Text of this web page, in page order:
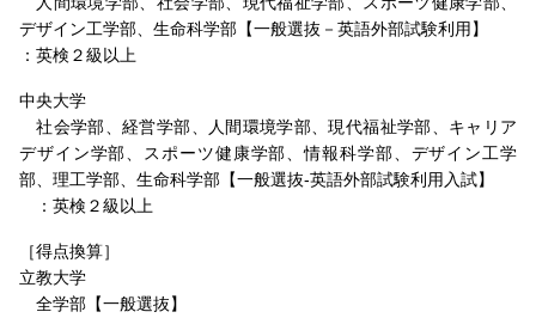
デザイン工学部、生命科学部【一般選抜－英語外部試験利用】
：英検２級以上
中央大学
社会学部、経営学部、人間環境学部、現代福祉学部、キャリア
デザイン学部、スポーツ健康学部、情報科学部、デザイン工学
部、理工学部、生命科学部【一般選抜-英語外部試験利用入試】
：英検２級以上
［得点換算］
立教大学
全学部【一般選抜】